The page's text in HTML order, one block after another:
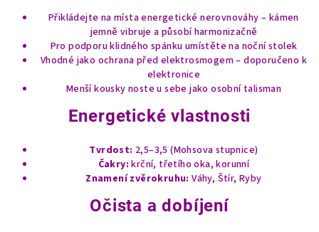
Přikládejte na místa energetické nerovnováhy – kámen
jemně vibruje a působí harmonizačně
Pro podporu klidného spánku umístěte na noční stolek
Vhodné jako ochrana před elektrosmogem – doporučeno k
elektronice
Menší kousky noste u sebe jako osobní talisman
Energetické vlastnosti
Tvrdost: 2,5–3,5 (Mohsova stupnice)
Čakry: krční, třetího oka, korunní
Znamení zvěrokruhu: Váhy, Štír, Ryby
Očista a dobíjení